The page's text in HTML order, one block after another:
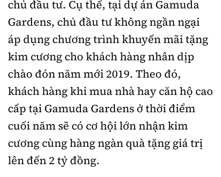
Emagazine
Photo
Infographic
Sách Vận tải Sách Nhà thầu
Cơ quan chủ quản: Bộ Xây dựng
Số 2 Nguyễn Công Hoan, phường Giảng Võ, Hà Nội.
Tổng Biên tập:
Nguyễn Thị Hồng Nga
chủ đầu tư. Cụ thể, tại dự án Gamuda
Gardens, chủ đầu tư không ngần ngại
áp dụng chương trình khuyến mãi tặng
kim cương cho khách hàng nhân dịp
chào đón năm mới 2019. Theo đó,
khách hàng khi mua nhà hay căn hộ cao
cấp tại Gamuda Gardens ở thời điểm
cuối năm sẽ có cơ hội lớn nhận kim
cương cùng hàng ngàn quà tặng giá trị
lên đến 2 tỷ đồng.